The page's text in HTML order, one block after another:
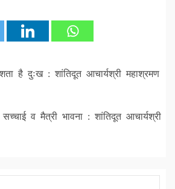
है दुःख : शांतिदूत आचार्यश्री महाश्रमण
व मैत्री भावना : शांतिदूत आचार्यश्री